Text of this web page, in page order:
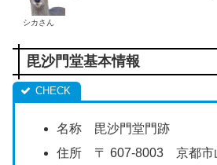
シカさん
毘沙門堂基本情報
名称 毘沙門堂門跡
住所 〒 607-8003 京都市